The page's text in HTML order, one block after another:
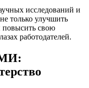
исследований и
только улучшить
повысить свою
работодателей.